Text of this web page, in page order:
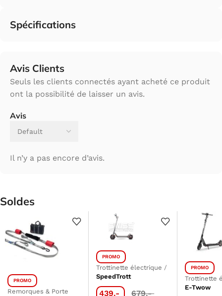
Spécifications
Avis Clients
Avis
Il n’y a pas encore d’avis.
Seuls les clients connectés ayant acheté ce produit
ont la possibilité de laisser un avis.
Soldes
PROMO
Remorques & Porte
PROMO
Trottinette électrique /
SpeedTrott
439.- 679.-
PROMO
Trottinette
E-Twow